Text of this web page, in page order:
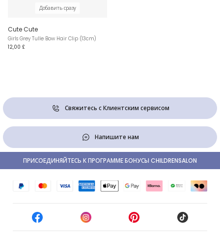
Добавить сразу
Cute Cute
Girls Grey Tulle Bow Hair Clip (13cm)
12,00 £
Свяжитесь с Клиентским сервисом
Напишите нам
ПРИСОЕДИНЯЙТЕСЬ К ПРОГРАММЕ БОНУСЫ CHILDRENSALON